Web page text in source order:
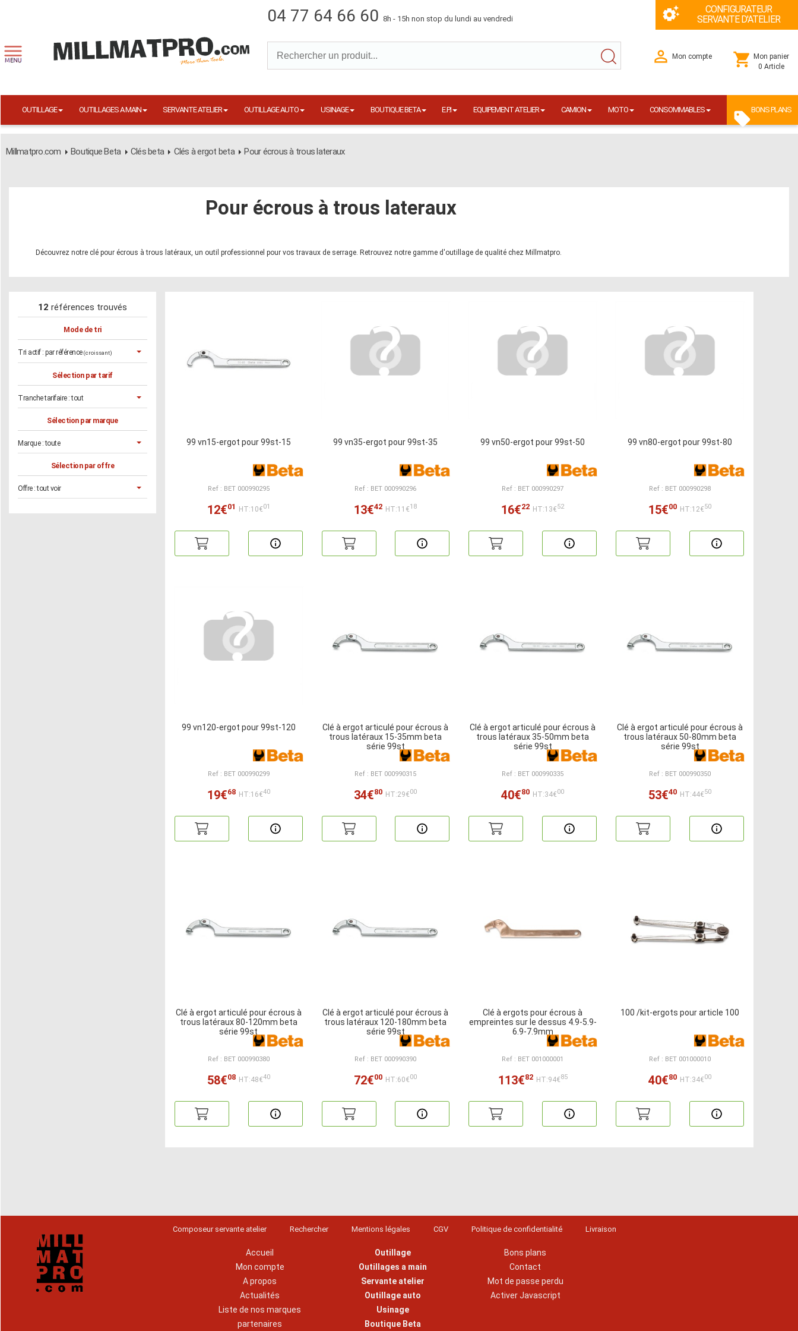
04 77 64 66 60 8h - 15h non stop du lundi au vendredi
CONFIGURATEUR
SERVANTE D'ATELIER
Mon compte
Mon panier
0 Article
OUTILLAGE OUTILLAGES A MAIN SERVANTE ATELIER OUTILLAGE AUTO USINAGE BOUTIQUE BETA E.P.I EQUIPEMENT ATELIER CAMION MOTO CONSOMMABLES BONS PLANS
Millmatpro.com Boutique Beta Clés beta Clés à ergot beta Pour écrous à trous lateraux
Pour écrous à trous lateraux
Découvrez notre clé pour écrous à trous latéraux, un outil professionnel pour vos travaux de serrage. Retrouvez notre gamme d'outillage de qualité chez Millmatpro.
12 références trouvés
Mode de tri
Tri actif : par référence (croissant)
Sélection par tarif
Tranche tarifaire :tout
Sélection par marque
Marque :toute
Sélection par offre
Offre :tout voir
99 vn15-ergot pour 99st-15
Ref : BET 000990295
12€01 HT:10€01
99 vn35-ergot pour 99st-35
Ref : BET 000990296
13€42 HT:11€18
99 vn50-ergot pour 99st-50
Ref : BET 000990297
16€22 HT:13€52
99 vn80-ergot pour 99st-80
Ref : BET 000990298
15€00 HT:12€50
99 vn120-ergot pour 99st-120
Ref : BET 000990299
19€68 HT:16€40
Clé à ergot articulé pour écrous à
trous latéraux 15-35mm beta
série 99st
Ref : BET 000990315
34€80 HT:29€00
Clé à ergot articulé pour écrous à
trous latéraux 35-50mm beta
série 99st
Ref : BET 000990335
40€80 HT:34€00
Clé à ergot articulé pour écrous à
trous latéraux 50-80mm beta
série 99st
Ref : BET 000990350
53€40 HT:44€50
Clé à ergot articulé pour écrous à
trous latéraux 80-120mm beta
série 99st
Ref : BET 000990380
58€08 HT:48€40
Clé à ergot articulé pour écrous à
trous latéraux 120-180mm beta
série 99st
Ref : BET 000990390
72€00 HT:60€00
Clé à ergots pour écrous à
empreintes sur le dessus 4.9-5.9-
6.9-7.9mm
Ref : BET 001000001
113€82 HT:94€85
100 /kit-ergots pour article 100
Ref : BET 001000010
40€80 HT:34€00
Composeur servante atelier Rechercher Mentions légales CGV Politique de confidentialité Livraison
Accueil
Mon compte
A propos
Actualités
Liste de nos marques
partenaires
Outillage
Outillages a main
Servante atelier
Outillage auto
Usinage
Boutique Beta
Bons plans
Contact
Mot de passe perdu
Activer Javascript